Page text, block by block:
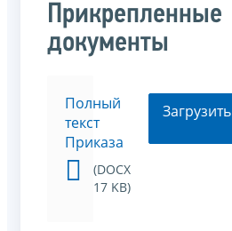
Прикрепленные
документы
Полный
текст
Приказа
(DOCX
17 KB)
Загрузить